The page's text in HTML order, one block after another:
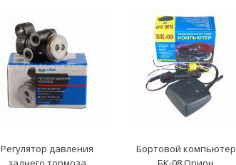
Регулятор давления
Бортовой компьютер